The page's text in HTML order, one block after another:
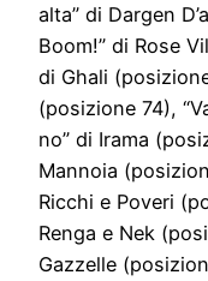
alta” di Dargen
Boom!” di Rose
di Ghali
(posizione 74),
no” di Irama
Mannoia
Ricchi e Poveri
Renga e Nek
Gazzelle